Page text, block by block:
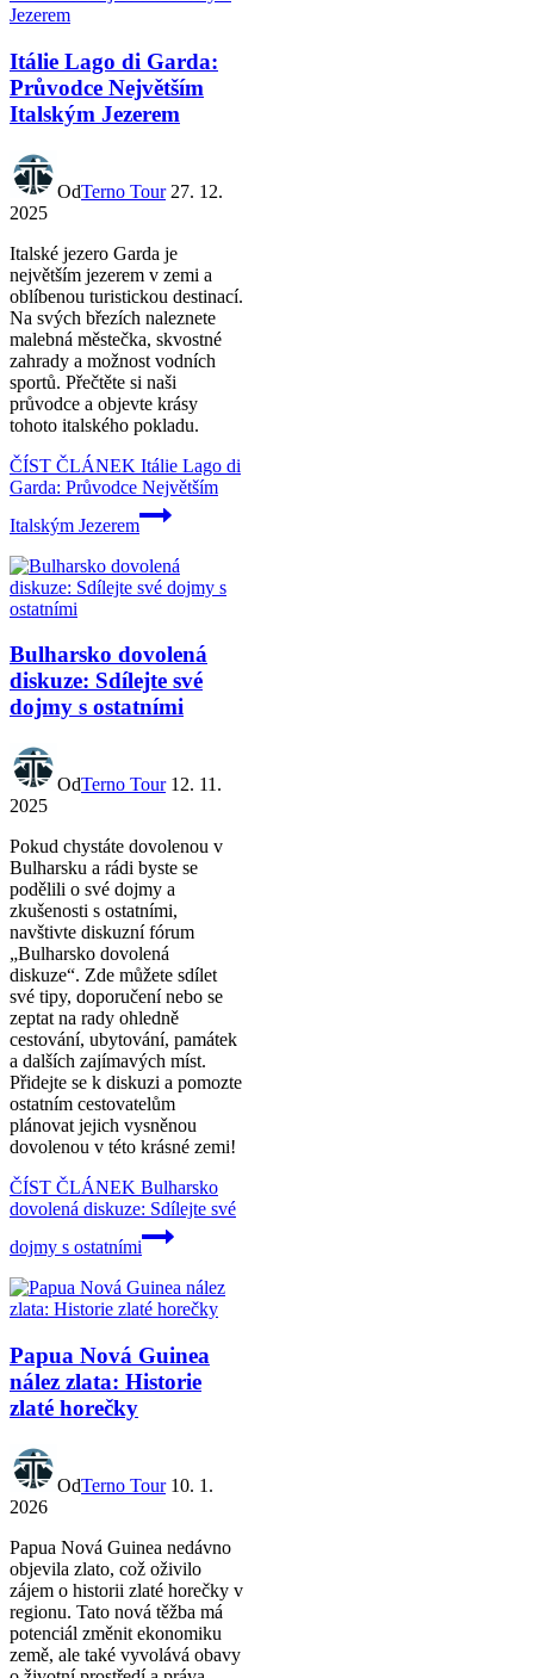
Itálie Lago di Garda:
Průvodce Největším
Italským Jezerem
OdTerno Tour 27. 12.
2025
Italské jezero Garda je
největším jezerem v zemi a
oblíbenou turistickou destinací.
Na svých březích naleznete
malebná městečka, skvostné
zahrady a možnost vodních
sportů. Přečtěte si naši
průvodce a objevte krásy
tohoto italského pokladu.
ČÍST ČLÁNEK Itálie Lago di
Garda: Průvodce Největším
Italským Jezerem
Bulharsko dovolená
diskuze: Sdílejte své
dojmy s ostatními
OdTerno Tour 12. 11.
2025
Pokud chystáte dovolenou v
Bulharsku a rádi byste se
podělili o své dojmy a
zkušenosti s ostatními,
navštivte diskuzní fórum
„Bulharsko dovolená
diskuze“. Zde můžete sdílet
své tipy, doporučení nebo se
zeptat na rady ohledně
cestování, ubytování, památek
a dalších zajímavých míst.
Přidejte se k diskuzi a pomozte
ostatním cestovatelům
plánovat jejich vysněnou
dovolenou v této krásné zemi!
ČÍST ČLÁNEK Bulharsko
dovolená diskuze: Sdílejte své
dojmy s ostatními
Papua Nová Guinea
nález zlata: Historie
zlaté horečky
OdTerno Tour 10. 1.
2026
Papua Nová Guinea nedávno
objevila zlato, což oživilo
zájem o historii zlaté horečky v
regionu. Tato nová těžba má
potenciál změnit ekonomiku
země, ale také vyvolává obavy